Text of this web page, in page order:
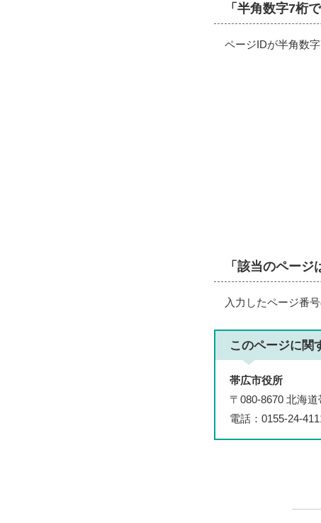
「半角数字7桁
ページIDが半角数
「該当のペー
入力したページ番
このページに関
帯広市役所
〒080-8670 北海
電話：0155-24-